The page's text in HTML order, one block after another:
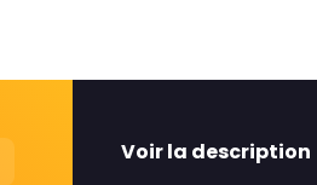
Voir la description